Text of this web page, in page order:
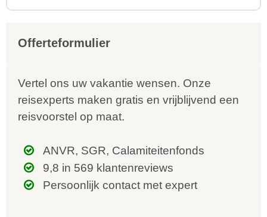
mooie dingen van het eiland te
Offerteformulier
Vertel ons uw vakantie wensen. Onze
reisexperts maken gratis en vrijblijvend een
reisvoorstel op maat.
ANVR, SGR, Calamiteitenfonds
9,8 in 569 klantenreviews
Persoonlijk contact met expert